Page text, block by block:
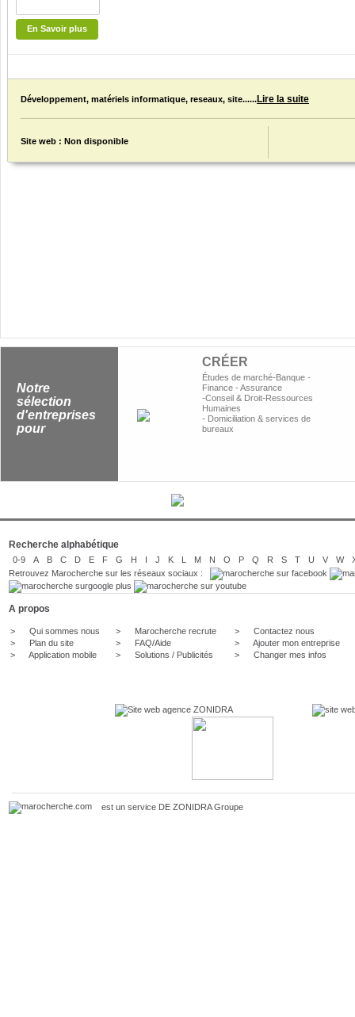
En Savoir plus
Développement, matériels informatique, reseaux, site......Lire la suite
Site web : Non disponible
Notre
sélection
d'entreprises
pour
CRÉER
Études de marché-Banque -
Finance - Assurance
-Conseil & Droit-Ressources
Humaines
- Domiciliation & services de
bureaux
Recherche alphabétique
0-9 A B C D E F G H I J K L M N O P Q R S T U V W
Retrouvez Marocherche sur les réseaux sociaux :
A propos
> Qui sommes nous
> Plan du site
> Application mobile
> Marocherche recrute
>
FAQ/Aide
> Solutions / Publicités
> Contactez nous
> Ajouter mon entreprise
> Changer mes infos
est un service DE ZONIDRAGroupe